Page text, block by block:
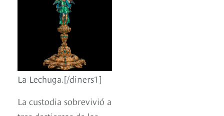
La Lechuga.[/diners1]
La custodia sobrevivió a